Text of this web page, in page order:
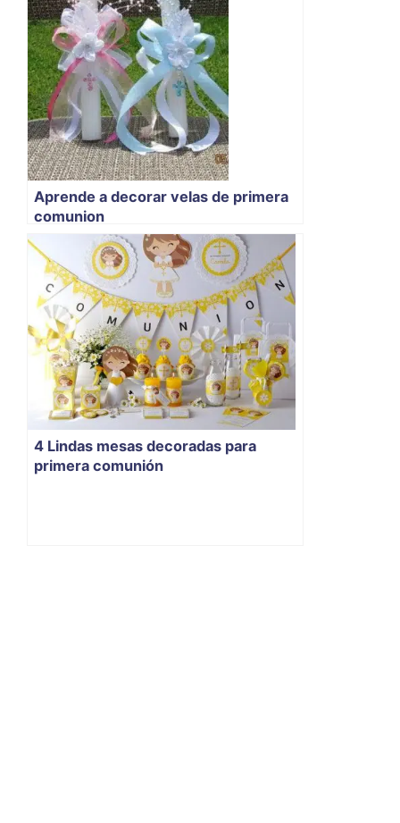
Aprende a decorar velas de primera
comunion
4 Lindas mesas decoradas para
primera comunión